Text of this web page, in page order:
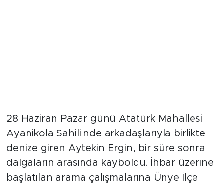
28 Haziran Pazar günü Atatürk Mahallesi
Ayanikola Sahili'nde arkadaşlarıyla birlikte
denize giren Aytekin Ergin, bir süre sonra
dalgaların arasında kayboldu. İhbar üzerine
başlatılan arama çalışmalarına Ünye İlçe